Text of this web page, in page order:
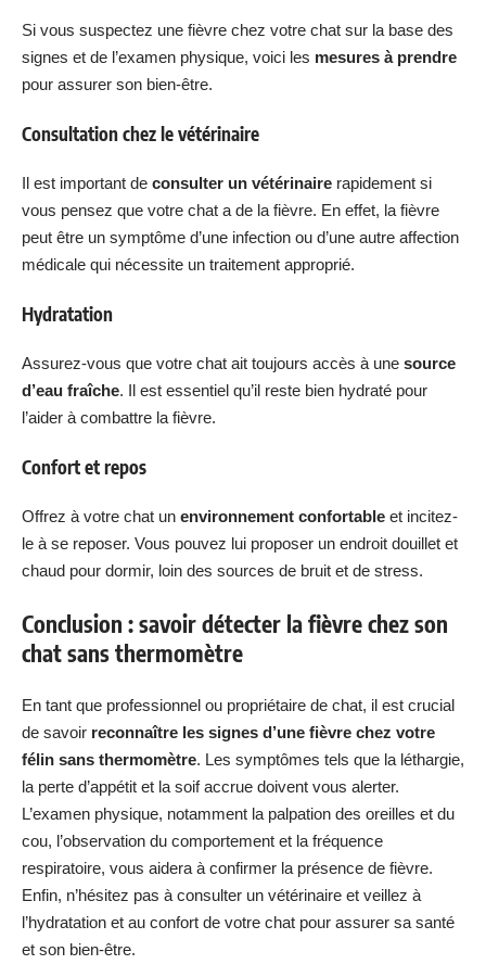
Si vous suspectez une fièvre chez votre chat sur la base des
signes et de l’examen physique, voici les mesures à prendre
pour assurer son bien-être.
Consultation chez le vétérinaire
Il est important de consulter un vétérinaire rapidement si
vous pensez que votre chat a de la fièvre. En effet, la fièvre
peut être un symptôme d’une infection ou d’une autre affection
médicale qui nécessite un traitement approprié.
Hydratation
Assurez-vous que votre chat ait toujours accès à une source
d’eau fraîche. Il est essentiel qu’il reste bien hydraté pour
l’aider à combattre la fièvre.
Confort et repos
Offrez à votre chat un environnement confortable et incitez-
le à se reposer. Vous pouvez lui proposer un endroit douillet et
chaud pour dormir, loin des sources de bruit et de stress.
Conclusion : savoir détecter la fièvre chez son
chat sans thermomètre
En tant que professionnel ou propriétaire de chat, il est crucial
de savoir reconnaître les signes d’une fièvre chez votre
félin sans thermomètre. Les symptômes tels que la léthargie,
la perte d’appétit et la soif accrue doivent vous alerter.
L’examen physique, notamment la palpation des oreilles et du
cou, l’observation du comportement et la fréquence
respiratoire, vous aidera à confirmer la présence de fièvre.
Enfin, n’hésitez pas à consulter un vétérinaire et veillez à
l’hydratation et au confort de votre chat pour assurer sa santé
et son bien-être.